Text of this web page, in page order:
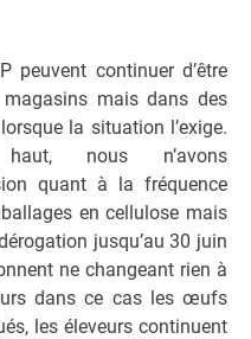
peuvent continuer d’être
mais dans des
la situation l’exige.
nous n’avons
quant à la fréquence
en cellulose mais
jusqu’au 30 juin
ne changeant rien à
dans ce cas les œufs
les éleveurs continuent